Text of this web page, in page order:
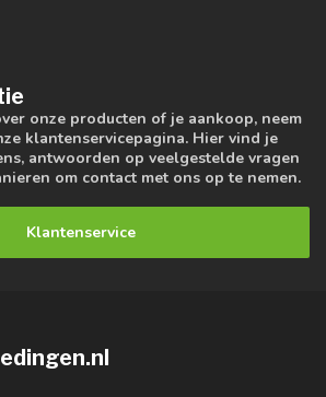
onze producten of je aankoop, neem
klantenservicepagina. Hier vind je
antwoorden op veelgestelde vragen
om contact met ons op te nemen.
Klantenservice